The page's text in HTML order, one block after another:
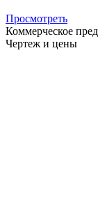
Просмотреть
Коммерческое
Чертеж и цены